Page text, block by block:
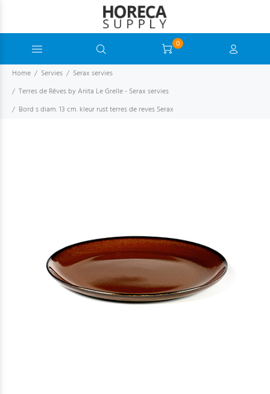
0
Home Servies
Serax servies
Terres de Rêves by Anita Le Grelle - Serax servies
Bord s diam. 13 cm. kleur rust terres de reves Serax